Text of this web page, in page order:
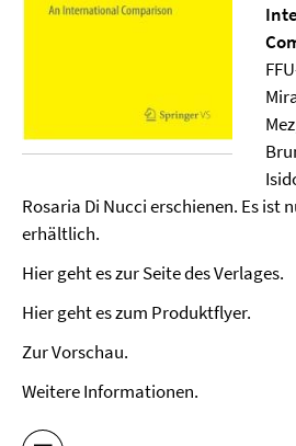
Rosaria Di Nucci erschienen. Es ist
erhältlich.
Hier geht es zur Seite des Verlages.
Hier geht es zum Produktflyer.
Zur Vorschau.
Weitere Informationen.